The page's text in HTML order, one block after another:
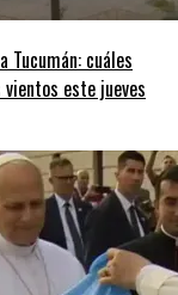
cuáles
este jueves